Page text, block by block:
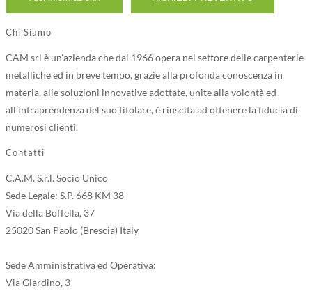
Chi Siamo
CAM srl è un'azienda che dal 1966 opera nel settore delle carpenterie
metalliche ed in breve tempo, grazie alla profonda conoscenza in
materia, alle soluzioni innovative adottate, unite alla volontà ed
all'intraprendenza del suo titolare, è riuscita ad ottenere la fiducia di
numerosi clienti.
Contatti
C.A.M. S.r.l. Socio Unico
Sede Legale: S.P. 668 KM 38
Via della Boffella, 37
25020 San Paolo (Brescia) Italy
Sede Amministrativa ed Operativa:
Via Giardino, 3